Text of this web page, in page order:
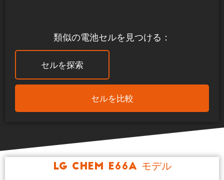
類似の電池セルを見つける：
セルを探索
セルを比較
LG Chem E66A モデル